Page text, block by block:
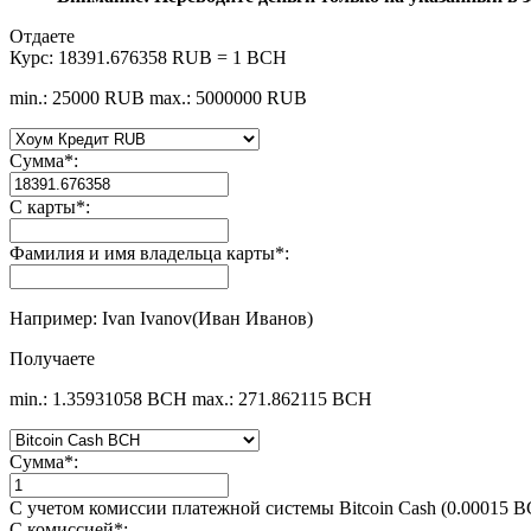
Отдаете
Курс: 18391.676358 RUB = 1 BCH
min.: 25000 RUB max.: 5000000 RUB
Сумма*:
С карты*:
Фамилия и имя владельца карты*:
Например: Ivan Ivanov(Иван Иванов)
Получаете
min.: 1.35931058 BCH max.: 271.862115 BCH
Сумма*:
С учетом комиссии платежной системы Bitcoin Cash (0.00015